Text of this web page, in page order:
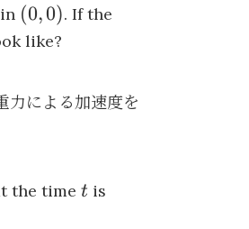
(0,
0)
(0,0). If the
like?
力による加速度を
the time t
t is